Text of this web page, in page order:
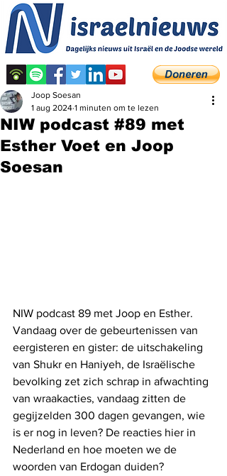
NIW podcast #89 met
Esther Voet en Joop
Soesan
Joop Soesan
1 aug 2024 1 minuten om te lezen
NIW podcast 89 met Joop en Esther.
Vandaag over de gebeurtenissen van
eergisteren en gister: de uitschakeling
van Shukr en Haniyeh, de Israëlische
bevolking zet zich schrap in afwachting
van wraakacties, vandaag zitten de
gegijzelden 300 dagen gevangen, wie
is er nog in leven? De reacties hier in
Nederland en hoe moeten we de
woorden van Erdogan duiden?